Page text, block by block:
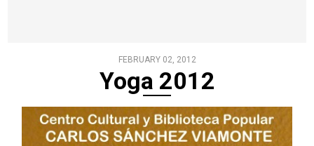
FEBRUARY 02, 2012
Yoga 2012